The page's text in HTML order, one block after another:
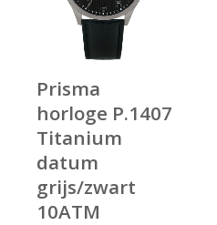
Prisma
horloge P.1407
Titanium
datum
grijs/zwart
10ATM